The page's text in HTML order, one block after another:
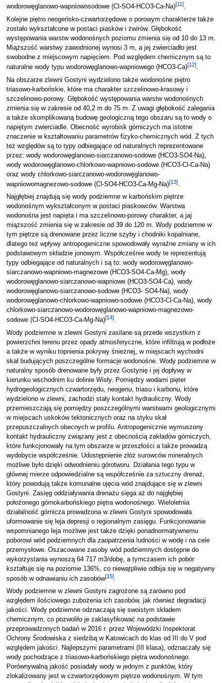
wodorowęglanowo-wapniowosodowe (Cl-SO4-HCO3-Ca-Na)[11 ].
Kolejne piętro neogeńsko-czwartorzędowe o porowym charakterze także
zostało wykształcone w postaci piasków i żwirów. Głębokość
występowania warstw wodonośnych poziomu zmienia się od 10 do 13 m.
Miąższość warstwy zawodnionej wynosi 3 m, a jej zwierciadło jest
swobodne z miejscowym napięciem. Pod względem chemicznym są to
naturalne wody typu wodorowęglanowo-wapniowego (HCO3-Ca)[12].
Na obszarze zlewni Gostyni wydzielono także wodonośne piętro
triasowo-karbońskie, które ma charakter szczelinowo-krasowy i
szczelinowo-porowy. Głębokość występowania warstw wodonośnych
zmienia się w zakresie od 40,2 m do 75 m. Z uwagi głębokość zalegania
a także skomplikowaną budowę geologiczną tego obszaru są to wody o
napiętym zwierciadle. Obecność wyrobisk górniczych ma istotne
znaczenie w kształtowaniu parametrów fizyko-chemicznych wód. Z tych
też względów są to typy odbiegające od naturalnych reprezentowane
przez: wody wodorowęglanowo-siarczanowo-sodowe (HCO3-SO4-Na),
wody wodorowęglanowo-chlorkowo-wapniowo-sodowe (HCO3-Cl-Ca-Na)
oraz wody chlorkowo-siarczanowo-wodorowęglanowo-
wapniowomagnezowo-sodowe (Cl-SO4-HCO3-Ca-Mg-Na)[13].
Najgłębiej znajdują się wody podziemne w karbońskim piętrze
wodonośnym wykształconym w postaci piaskowców. Warstwa
wodonośna jest napięta i ma szczelinowo-porowy charakter, a jaj
miąższość zmienia się w zakresie od 39 do 120 m. Wody podziemne w
tym piętrze są drenowane przez liczne szyby i chodniki kopalniane,
dlatego też wpływy antropogeniczne spowodowały wyraźne zmiany w ich
podstawowym składzie jonowym. Współcześnie wody te reprezentują
typy odbiegające od naturalnych i są to: wody wodorowęglanowo-
siarczanowo-wapniowo-magnezowe (HCO3-SO4-Ca-Mg), wody
wodorowęglanowo-siarczanowo-wapniowe (HCO3-SO4-Ca), wody
wodorowęglanowo-siarczanowo-sodowe (HCO3- SO4-Na), wody
wodorowęglanowo-chlorkowo-wapniowo-sodowe (HCO3-Cl-Ca-Na), wody
chlorkowo-siarczanowo-wodorowęglanowo-wapniowo-magnezowo-
sodowe (Cl-SO4-HCO3-Ca-Mg-Na)[14].
Wody podziemne w zlewni Gostyni zasilane są przede wszystkim z
powierzchni terenu przez opady atmosferyczne, które infiltrują w podłoże
a także w wyniku topnienia pokrywy śnieżnej, w miejscach wychodni
skał budujących poszczególne formacje wodonośne. Wody podziemne w
naturalny sposób drenowane były przez Gostynię i jej dopływy w
kierunku wschodnim ku dolinie Wisły. Pomiędzy wodami pięter
hydrogeologicznych czwartorzędu, neogenu, triasu i karbonu, które
wydzielono w zlewni, zachodzi stały kontakt hydrauliczny. Wody
przemieszczają się pomiędzy poszczególnymi warstwami geologicznymi
w miejscach uskoków tektonicznych oraz na styku skał
przepuszczalnych obecnych w profilu. Antropogenicznie wymuszony
kontakt hydrauliczny związany jest z obecnością zakładów górniczych,
które funkcjonowały na tym obszarze w przeszłości a także prowadzą
wydobycie współcześnie. Udostępnienie złóż surowców mineralnych
możliwe było dzięki odwodnieniu górotworu. Działania tego typu w
głównej mierze odpowiedzialne są współcześnie za sztuczny drenaż,
który powodują także komunalne ujęcia wód znajdujące się w zlewni
Gostyni. Zasięg oddziaływania drenażu sięga aż do najgłębiej
położonego górnokarbońskiego piętra wodonośnego. Wieloletnia
działalność górnicza prowadzona w zlewni Gostyni spowodowała
uformowanie się leja depresji o regionalnym zasięgu. Funkcjonowanie
wspomnianego leja możliwe jest także dzięki ponadnormatywnemu
poborowi wód podziemnych dla zaopatrzenia ludności w wodę i na cele
przemysłowe. Oszacowane zasoby wód podziemnych dostępne do
wykorzystania wynoszą 64 717 m3/dobę, a tymczasem ich pobór
kształtuje się na poziomie 136%, co niewątpliwie odbija się w negatywny
sposób w odnawianiu ich zasobów[15].
Wody podziemne w zlewni Gostyni zagrożone są zarówno pod
względem ilościowego zubożenia ich zasobów, jak również degradacji
jakości. Wody podziemne odznaczają się swoistym składem
chemicznym, co pozwoliło je zaklasyfikować na podstawie
przeprowadzonych badań w 2016 r. przez Wojewódzki Inspektorat
Ochrony Środowiska z siedzibą w Katowicach do klas od III do V pod
względem jakości. Najlepszymi parametrami (III klasa), odznaczały się
wody pochodzące z triasowo-karbońskiego piętra wodonośnego.
Porównywalną jakość posiadały wody w jednym z punktów, który
zlokalizowany jest w czwartorzędowym piętrze wodonośnym. W tym